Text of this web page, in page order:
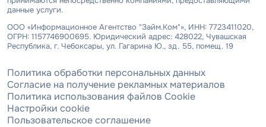
данные услуги.
ООО «Информационное Агентство "Займ.Ком"», ИНН: 7723411020,
ОГРН: 1157746900695. Юридический адрес: 428022, Чувашская
Республика, г. Чебоксары, ул. Гагарина Ю., зд. 55, помещ. 19
Политика обработки персональных данных
Согласие на получение рекламных материалов
Политика использования файлов Cookie
Настройки cookie
Пользовательское соглашение